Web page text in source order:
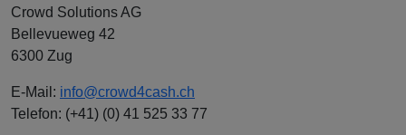
Crowd Solutions AG
Bellevueweg 42
6300 Zug
E-Mail: info@crowd4cash.ch
Telefon: (+41) (0) 41 525 33 77